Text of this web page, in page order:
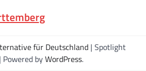
für Deutschland | Spotlight
| Powered byWordPress.